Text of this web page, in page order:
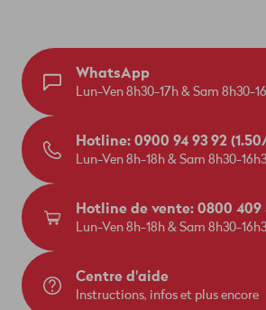
WhatsApp
Lun-Ven 8h30-17h & Sam 8h30-
Hotline: 0900 94 93 92
Lun-Ven 8h-18h & Sam 8h30-
Hotline de vente: 0800 409
Lun-Ven 8h-18h & Sam 8h30-
Centre d'aide
Instructions, infos et plus encore